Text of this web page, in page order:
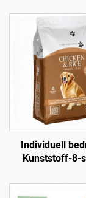
Individuell
Kunststoff-8-
Beutel mit